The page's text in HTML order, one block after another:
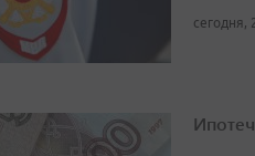
сегодня,